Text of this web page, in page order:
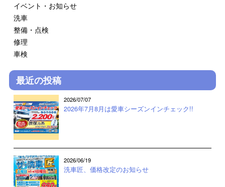
イベント・お知らせ
洗車
整備・点検
修理
車検
最近の投稿
2026/07/07
2026年7月8月は愛車シーズンインチェック!!
2026/06/19
洗車匠、価格改定のお知らせ